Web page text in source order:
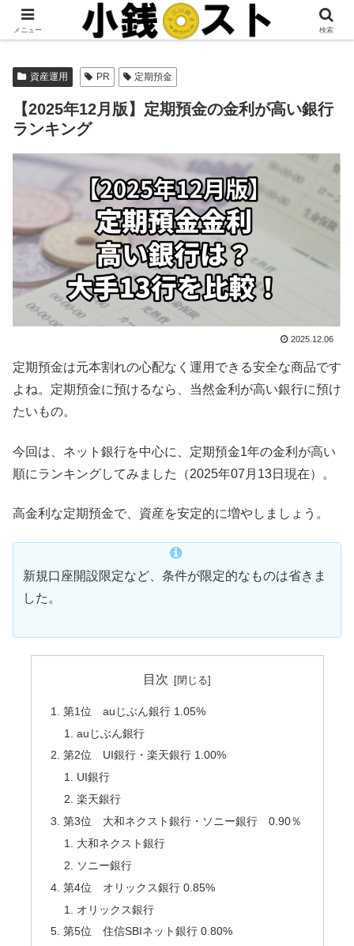
当サイトではアフィリエイト広告を掲載しています。
資産運用 PR 定期預金
【2025年12月版】定期預金の金利が高い銀行
ランキング
2025.12.06
定期預金は元本割れの心配なく運用できる安全な商品です
よね。定期預金に預けるなら、当然金利が高い銀行に預け
たいもの。
今回は、ネット銀行を中心に、定期預金1年の金利が高い
順にランキングしてみました（2025年07月13日現在）。
高金利な定期預金で、資産を安定的に増やしましょう。
新規口座開設限定など、条件が限定的なものは省きま
した。
目次
第1位 auじぶん銀行 1.05%
auじぶん銀行
第2位 UI銀行・楽天銀行 1.00%
UI銀行
楽天銀行
第3位 大和ネクスト銀行・ソニー銀行 0.90％
大和ネクスト銀行
ソニー銀行
第4位 オリックス銀行 0.85%
オリックス銀行
第5位 住信SBIネット銀行 0.80%
メニュー 検索